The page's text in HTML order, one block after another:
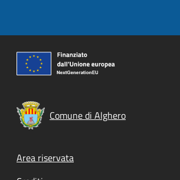
Comune di Alghero
Footer menu
Area riservata